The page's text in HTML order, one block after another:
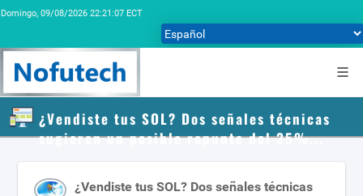
Domingo, 09/08/2026 22:21:07 ECT
¿Vendiste tus SOL? Dos señales técnicas
sugieren un posible repunte del 35%...
¿Vendiste tus SOL? Dos señales técnicas